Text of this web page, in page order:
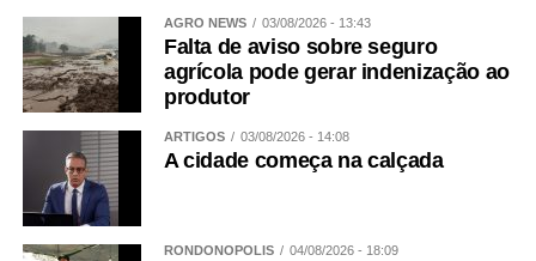
AGRO NEWS 03/08/2026 - 13:43
Falta de aviso sobre seguro
agrícola pode gerar indenização ao
produtor
ARTIGOS 03/08/2026 - 14:08
A cidade começa na calçada
RONDONÓPOLIS 04/08/2026 - 18:09